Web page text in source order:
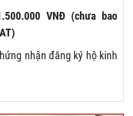
VNĐ (chưa bao
nhận đăng ký hộ kinh